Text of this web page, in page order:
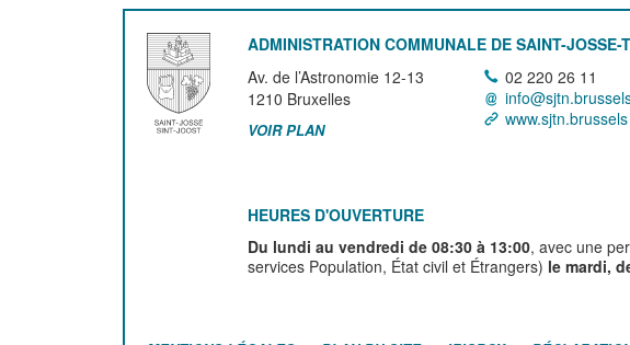
ADMINISTRATION COMMUNALE DE SAINT-JOSSE-
Av. de l’Astronomie 12-13
1210 Bruxelles
VOIR PLAN
02 220 26 11
www.sjtn.brussels
HEURES D'OUVERTURE
Du lundi au vendredi de 08:30 à 13:00, avec une
services Population, État civil et Étrangers) le mardi,